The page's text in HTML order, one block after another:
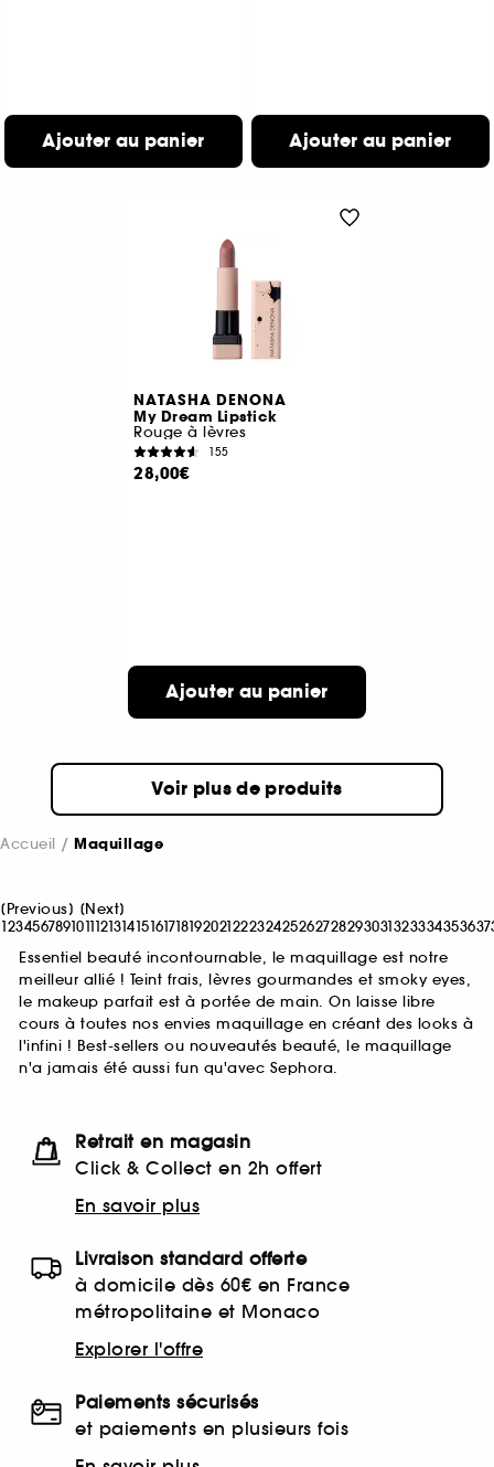
Ajouter au panier Ajouter au panier
NATASHA DENONA
My Dream Lipstick
Rouge à lèvres
155
28,00€
Ajouter au panier
Voir plus de produits
Accueil Maquillage
[Previous] [Next]
12345678910111213141516171819202122232425262728293031323334353637
Essentiel beauté incontournable, le maquillage est notre
meilleur allié ! Teint frais, lèvres gourmandes et smoky eyes,
le makeup parfait est à portée de main. On laisse libre
cours à toutes nos envies maquillage en créant des looks à
l'infini ! Best-sellers ou nouveautés beauté, le maquillage
n'a jamais été aussi fun qu'avec Sephora.
Retrait en magasin
Click & Collect en 2h offert
En savoir plus
Livraison standard offerte
à domicile dès 60€ en France
métropolitaine et Monaco
Explorer l'offre
Paiements sécurisés
et paiements en plusieurs fois